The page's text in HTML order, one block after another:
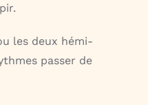
les deux hémi-
passer de